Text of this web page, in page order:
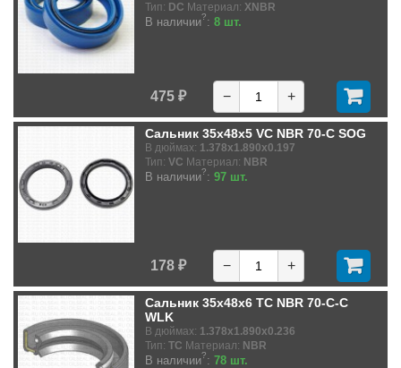
Тип: DC Материал: XNBR
В наличии?: 8 шт.
475 ₽ − +
Сальник 35x48x5 VC NBR 70-C SOG
В дюймах: 1.378x1.890x0.197
Тип: VC Материал: NBR
В наличии?: 97 шт.
178 ₽ − +
Сальник 35x48x6 TC NBR 70-C-C
WLK
В дюймах: 1.378x1.890x0.236
Тип: TC Материал: NBR
В наличии?: 78 шт.